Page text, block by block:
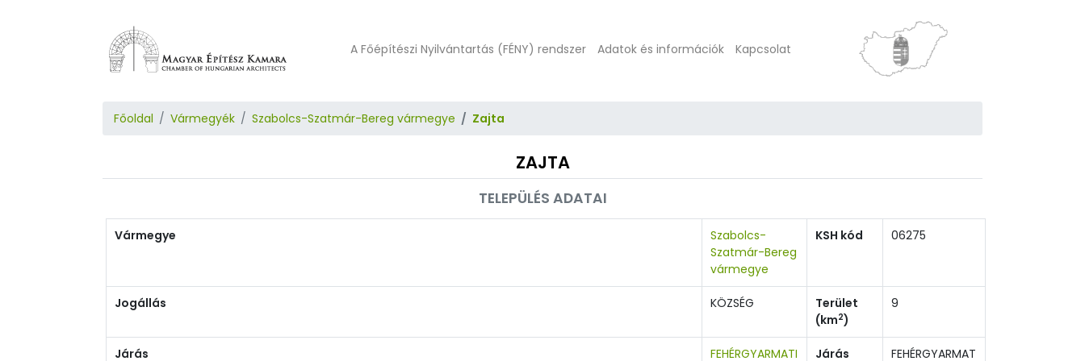
A Főépítészi Nyilvántartás (FÉNY) rendszer Adatok és információk Kapcsolat
Főoldal Vármegyék Szabolcs-Szatmár-Bereg vármegye Zajta
ZAJTA
TELEPÜLÉS ADATAI
Vármegye
Szabolcs-
Szatmár-Bereg
vármegye
KSH kód 06275
Jogállás KÖZSÉG
Terület
(km2)
9
Járás FEHÉRGYARMATI Járás FEHÉRGYARMAT